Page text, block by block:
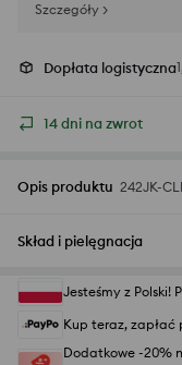
Szczegóły >
Dopłata logistyczna
14 dni na zwrot
Opis produktu 242JK-
Skład i pielęgnacja
Jesteśmy z Polski!
Kup teraz, zapłać
Dodatkowe -20%